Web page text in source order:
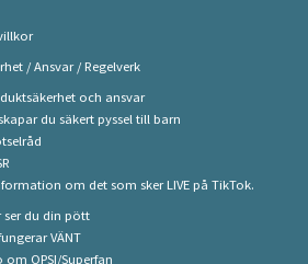
/ Ansvar / Regelverk
och ansvar
du säkert pyssel till barn
om det som sker LIVE på TikTok.
ser du din pött
VÄNT
om OPSI/Superfan